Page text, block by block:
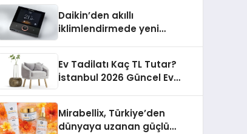
Daikin’den akıllı
iklimlendirmede yeni
Ev Tadilatı Kaç TL Tutar?
İstanbul 2026 Güncel Ev
Mirabellix, Türkiye’den
dünyaya uzanan güçlü